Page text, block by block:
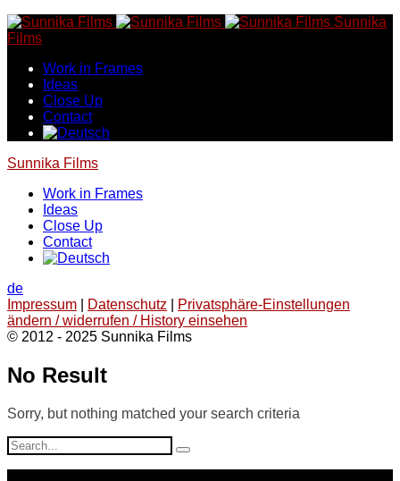
Skip
to
Sunnika
Films
Work in Frames
Ideas
Close Up
Contact
Sunnika Films
Work in Frames
Ideas
Close Up
Contact
de
Impressum
Datenschutz
Privatsphäre-Einstellungen
ändern / widerrufen / History einsehen
© 2012 - 2025 Sunnika Films
No Result
Sorry, but nothing matched your search criteria
Search
for: